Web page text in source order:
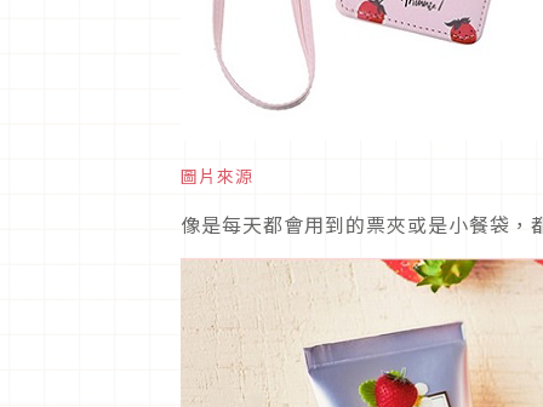
圖片來源
像是每天都會用到的票夾或是小餐袋